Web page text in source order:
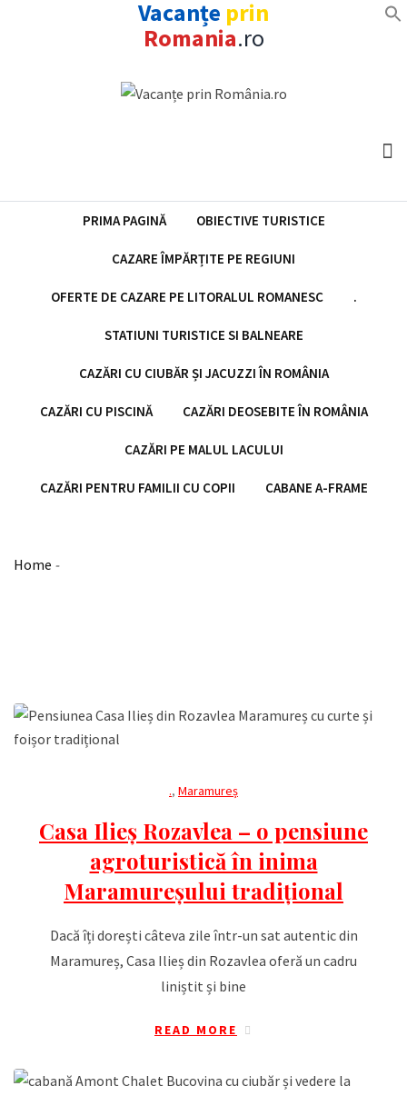
Vacanțe prin
Romania.ro
PRIMA PAGINĂ OBIECTIVE TURISTICE
CAZARE ÎMPĂRȚITE PE REGIUNI
OFERTE DE CAZARE PE LITORALUL ROMANESC .
STATIUNI TURISTICE SI BALNEARE
CAZĂRI CU CIUBĂR ȘI JACUZZI ÎN ROMÂNIA
CAZĂRI CU PISCINĂ CAZĂRI DEOSEBITE ÎN ROMÂNIA
CAZĂRI PE MALUL LACULUI
CAZĂRI PENTRU FAMILII CU COPII CABANE A-FRAME
Home -
., Maramureș
Casa Ilieș Rozavlea – o pensiune
agroturistică în inima
Maramureșului tradițional
Dacă îți dorești câteva zile într-un sat autentic din
Maramureș, Casa Ilieș din Rozavlea oferă un cadru
liniștit și bine
READ MORE